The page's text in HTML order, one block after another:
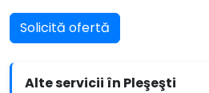
Solicită ofertă
Alte servicii în Pleşeşti